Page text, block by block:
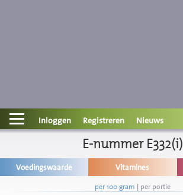
Contact
Disclaimer
Inloggen Registreren Nieuws
E-nummer E332(i)
Voedingswaarde Vitamines
per 100 gram | per portie